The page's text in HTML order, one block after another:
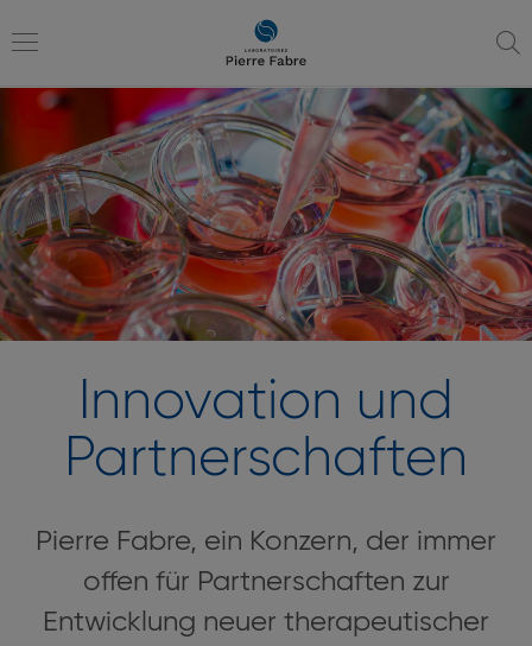
Navigation
Inhaltsübersicht
Toggle
navigation
Innovation und
Partnerschaften
Pierre Fabre, ein Konzern, der immer
offen für Partnerschaften zur
Entwicklung neuer therapeutischer